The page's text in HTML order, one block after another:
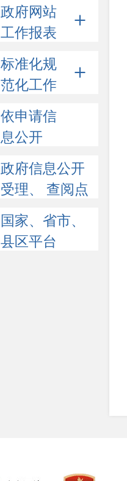
政府网站
工作报表
标准化规
范化工作
依申请信
息公开
政府信息公开
受理、 查阅点
国家、省市、
县区平台